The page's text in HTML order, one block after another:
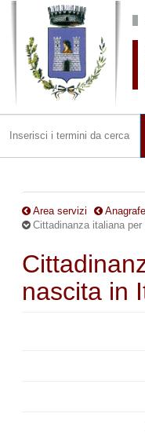
Salta al contenuto principale
Area servizi
Cittadinanza italiana
nascita in